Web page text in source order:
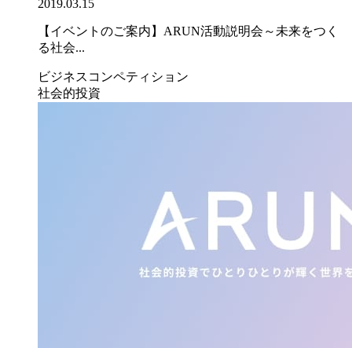
2019.03.15
【イベントのご案内】ARUN活動説明会～未来をつく
る社会...
ビジネスコンペティション
社会的投資